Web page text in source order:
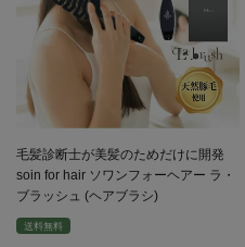
毛髪診断士が美髪のためだけに開発
soin for hair ソワンフォーヘアー ラ・
ブラッシュ (ヘアブラシ)
送料無料